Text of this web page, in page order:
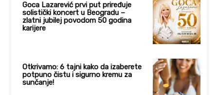
Goca Lazarević prvi put priređuje
solistički koncert u Beogradu –
zlatni jubilej povodom 50 godina
karijere
Otkrivamo: 6 tajni kako da izaberete
potpuno čistu i sigurno kremu za
sunčanje!